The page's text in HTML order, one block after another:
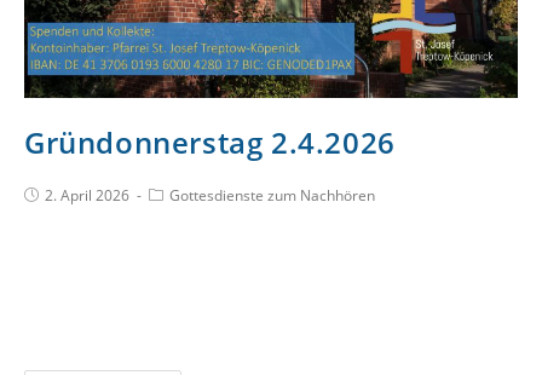
Gründonnerstag 2.4.2026
2. April 2026 Gottesdienste zum Nachhören